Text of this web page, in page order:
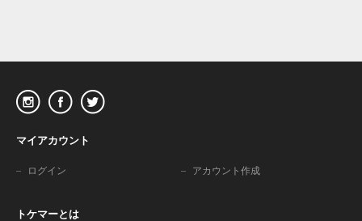
マイアカウント
ログイン アカウント作成
トケマーとは